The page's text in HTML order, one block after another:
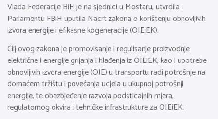
Vlada Federacije BiH je na sjednici u Mostaru, utvrdila i
Parlamentu FBiH uputila Nacrt zakona o korištenju obnovljivih
izvora energije i efikasne kogeneracije (OIEiEK).
Cilj ovog zakona je promovisanje i regulisanje proizvodnje
električne i energije grijanja i hlađenja iz OIEiEK, kao i upotrebe
obnovljivih izvora energije (OIE) u transportu radi potrošnje na
domaćem tržištu i povećanja udjela u ukupnoj potrošnji
energije, te obezbjeđenje razvoja podsticajnih mjera,
regulatornog okvira i tehničke infrastrukture za OIEiEK.